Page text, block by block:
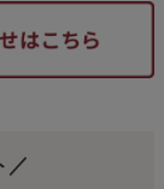
／